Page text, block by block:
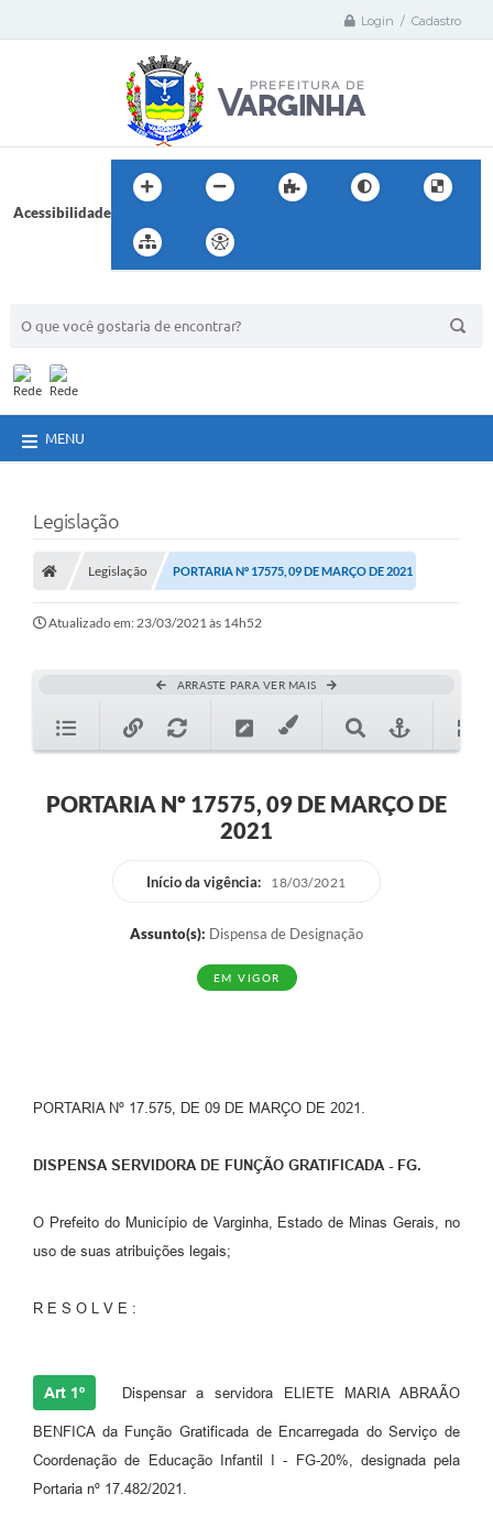
Login / Cadastro
Acessibilidade
MENU
Legislação
Legislação PORTARIA Nº 17575, 09 DE MARÇO DE 2021
Atualizado em: 23/03/2021 às 14h52
ARRASTE PARA VER MAIS
PORTARIA Nº 17575, 09 DE MARÇO DE
2021
Início da vigência: 18/03/2021
Assunto(s): Dispensa de Designação
EM VIGOR
PORTARIA Nº 17.575, DE 09 DE MARÇO DE 2021.
DISPENSA SERVIDORA DE FUNÇÃO GRATIFICADA - FG.
O Prefeito do Município de Varginha, Estado de Minas Gerais, no
uso de suas atribuições legais;
R E S O L V E :
Art 1º Dispensar a servidora ELIETE MARIA ABRAÃO
BENFICA da Função Gratificada de Encarregada do Serviço de
Coordenação de Educação Infantil I - FG-20%, designada pela
Portaria nº 17.482/2021.